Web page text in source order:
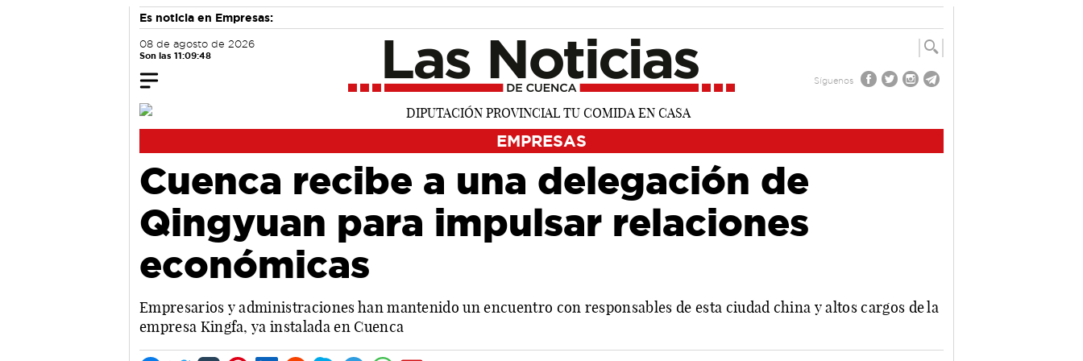
Es noticia en Empresas:
08 de agosto de 2026
Son las 11:09:48
Síguenos
EMPRESAS
Cuenca recibe a una delegación de
Qingyuan para impulsar relaciones
económicas
Empresarios y administraciones han mantenido un encuentro con responsables de esta ciudad china y altos cargos de la
empresa Kingfa, ya instalada en Cuenca